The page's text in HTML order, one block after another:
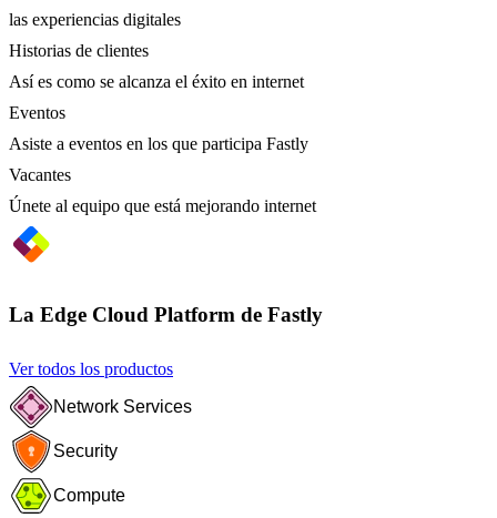
las experiencias digitales
Historias de clientes
Así es como se alcanza el éxito en internet
Eventos
Asiste a eventos en los que participa Fastly
Vacantes
Únete al equipo que está mejorando internet
La Edge Cloud Platform de Fastly
Ver todos los productos
Network Services
Security
Compute